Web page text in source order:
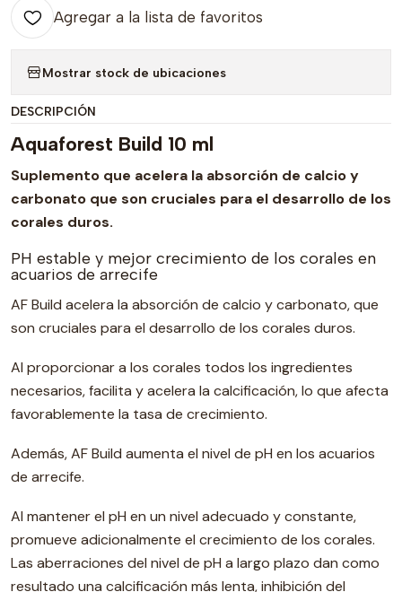
Agregar a la lista de favoritos
Mostrar stock de ubicaciones
DESCRIPCIÓN
Aquaforest Build 10 ml
Suplemento que acelera la absorción de calcio y
carbonato que son cruciales para el desarrollo de los
corales duros.
PH estable y mejor crecimiento de los corales en
acuarios de arrecife
AF Build acelera la absorción de calcio y carbonato, que
son cruciales para el desarrollo de los corales duros.
Al proporcionar a los corales todos los ingredientes
necesarios, facilita y acelera la calcificación, lo que afecta
favorablemente la tasa de crecimiento.
Además, AF Build aumenta el nivel de pH en los acuarios
de arrecife.
Al mantener el pH en un nivel adecuado y constante,
promueve adicionalmente el crecimiento de los corales.
Las aberraciones del nivel de pH a largo plazo dan como
resultado una calcificación más lenta, inhibición del